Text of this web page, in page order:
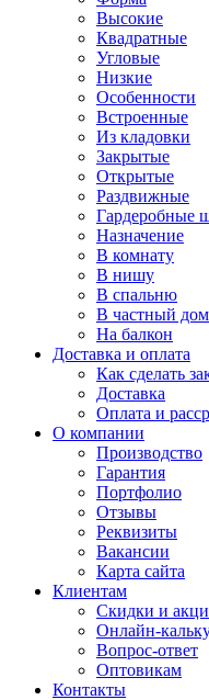
Высокие
Квадратные
Угловые
Низкие
Особенности
Встроенные
Из кладовки
Закрытые
Открытые
Раздвижные
Гардеробные
Назначение
В комнату
В нишу
В спальню
В частный дом
На балкон
Доставка и оплата
Как сделать
Доставка
Оплата и
О компании
Производство
Гарантия
Портфолио
Отзывы
Реквизиты
Вакансии
Карта сайта
Клиентам
Скидки и
Онлайн-
Вопрос-ответ
Оптовикам
Контакты